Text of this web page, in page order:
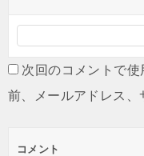
次回のコメントで
前、メールアドレス、
コメント